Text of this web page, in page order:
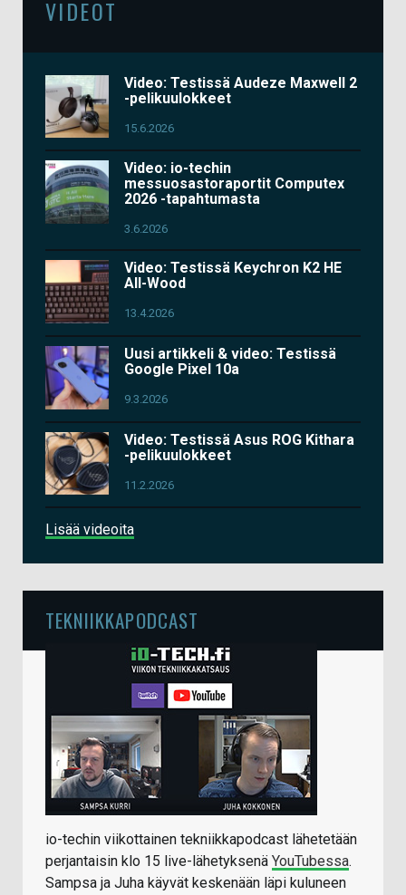
VIDEOT
Video: Testissä Audeze Maxwell 2
-pelikuulokkeet
15.6.2026
Video: io-techin
messuosastoraportit Computex
2026 -tapahtumasta
3.6.2026
Video: Testissä Keychron K2 HE
All-Wood
13.4.2026
Uusi artikkeli & video: Testissä
Google Pixel 10a
9.3.2026
Video: Testissä Asus ROG Kithara
-pelikuulokkeet
11.2.2026
Lisää videoita
TEKNIIKKAPODCAST
io-techin viikottainen tekniikkapodcast lähetetään
perjantaisin klo 15 live-lähetyksenä YouTubessa.
Sampsa ja Juha käyvät keskenään läpi kuluneen